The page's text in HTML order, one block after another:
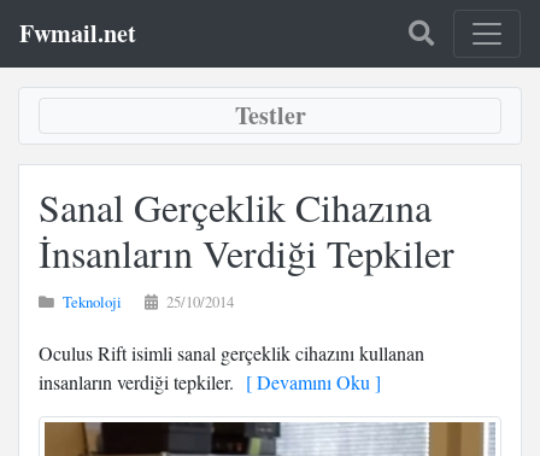
Fwmail.net
Testler
Sanal Gerçeklik Cihazına
İnsanların Verdiği Tepkiler
Teknoloji 25/10/2014
Oculus Rift isimli sanal gerçeklik cihazını kullanan
insanların verdiği tepkiler. [ Devamını Oku ]